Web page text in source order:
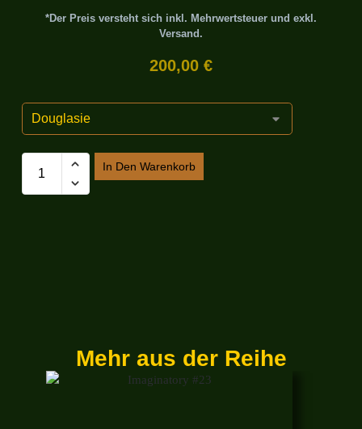
*Der Preis versteht sich inkl. Mehrwertsteuer und exkl.
Versand.
200,00 €
In Den Warenkorb
Mehr aus der Reihe